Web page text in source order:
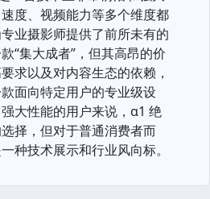
度、视频能力等多个维度都
业摄影师提供了前所未有的
“集大成者”，但其高昂的价
求以及对内容生态的依赖，
面向特定用户的专业级设
大性能的用户来说，α1 绝
择，但对于普通消费者而
种技术展示和行业风向标。